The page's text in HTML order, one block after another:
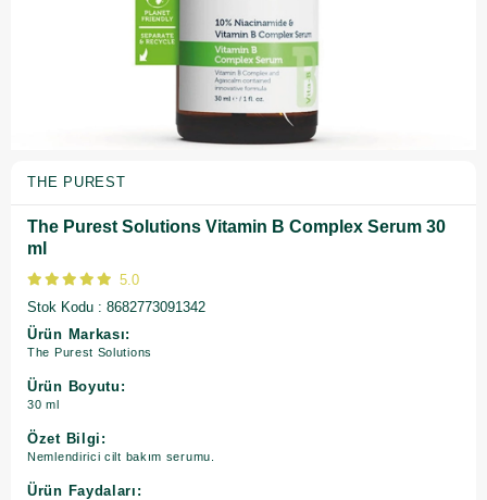
THE PUREST
The Purest Solutions Vitamin B Complex Serum 30
ml
5.0
Stok Kodu
8682773091342
Ürün Markası:
The Purest Solutions
Ürün Boyutu:
30 ml
Özet Bilgi:
Nemlendirici cilt bakım serumu.
Ürün Faydaları: